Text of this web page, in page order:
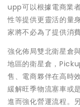
upp可以根據電商業
性等提供更靈活的量
家將不必為了提供消
強化佈局雙北衛星倉
地區的衛星倉，
售、電商夥伴在高時
緩解旺季物流塞車或
進而強化營運流程。